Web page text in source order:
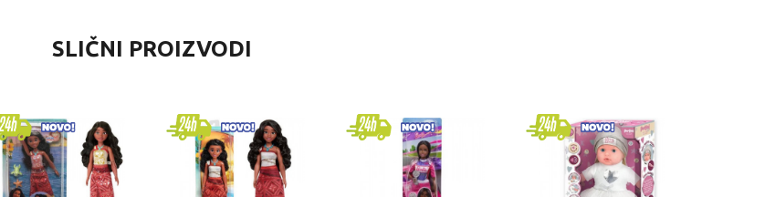
Lutke
devojčice
4-6 godina
SLIČNI PROIZVODI